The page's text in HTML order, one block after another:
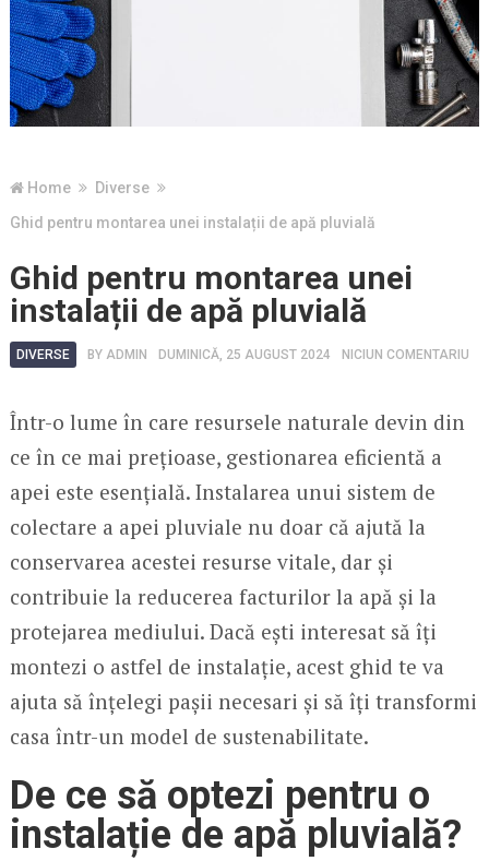
Home
Diverse
Ghid pentru montarea unei instalații de apă pluvială
Ghid pentru montarea unei
instalații de apă pluvială
DIVERSE BY ADMIN DUMINICĂ, 25 AUGUST 2024 NICIUN COMENTARIU
Într-o lume în care resursele naturale devin din
ce în ce mai prețioase, gestionarea eficientă a
apei este esențială. Instalarea unui sistem de
colectare a apei pluviale nu doar că ajută la
conservarea acestei resurse vitale, dar și
contribuie la reducerea facturilor la apă și la
protejarea mediului. Dacă ești interesat să îți
montezi o astfel de instalație, acest ghid te va
ajuta să înțelegi pașii necesari și să îți transformi
casa într-un model de sustenabilitate.
De ce să optezi pentru o
instalație de apă pluvială?